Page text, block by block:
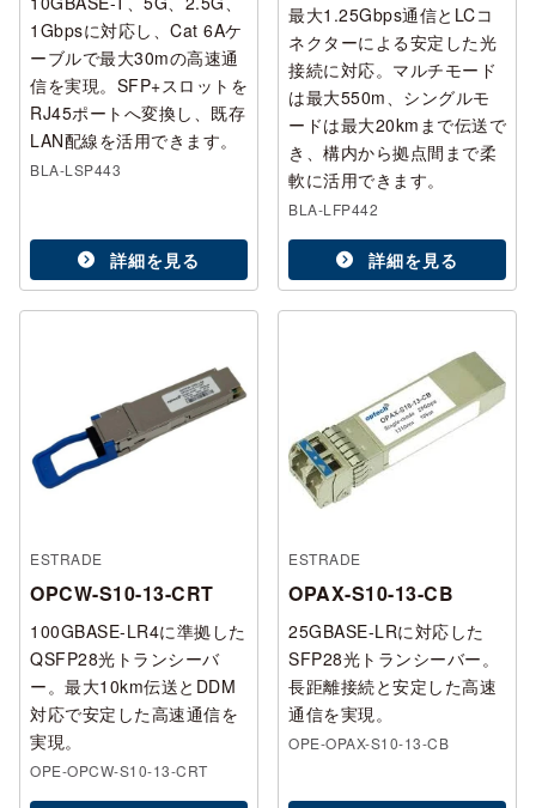
1Gbpsに対応し、Cat 6Aケ
ーブルで最大30mの高速通
信を実現。SFP+スロットを
RJ45ポートへ変換し、既存
LAN配線を活用できます。
BLA-LSP443
詳細を見る
最大1.25Gbps通信とLCコ
ネクターによる安定した光
接続に対応。マルチモード
は最大550m、シングルモ
ードは最大20kmまで伝送で
き、構内から拠点間まで柔
軟に活用できます。
BLA-LFP442
詳細を見る
ESTRADE
OPCW-S10-13-CRT
100GBASE-LR4に準拠した
QSFP28光トランシーバ
ー。最大10km伝送とDDM
対応で安定した高速通信を
実現。
OPE-OPCW-S10-13-CRT
ESTRADE
OPAX-S10-13-CB
25GBASE-LRに対応した
SFP28光トランシーバー。
長距離接続と安定した高速
通信を実現。
OPE-OPAX-S10-13-CB